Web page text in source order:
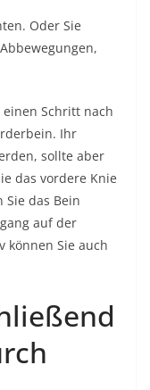
Oder Sie
Schritt nach
Ihr
sollte aber
das vordere Knie
das Bein
auf der
können Sie auch